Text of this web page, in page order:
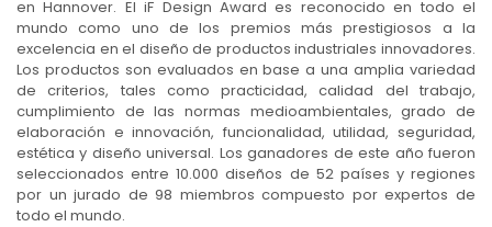
en Hannover. El iF Design Award es reconocido en todo el
mundo como uno de los premios más prestigiosos a la
excelencia en el diseño de productos industriales innovadores.
Los productos son evaluados en base a una amplia variedad
de criterios, tales como practicidad, calidad del trabajo,
cumplimiento de las normas medioambientales, grado de
elaboración e innovación, funcionalidad, utilidad, seguridad,
estética y diseño universal. Los ganadores de este año fueron
seleccionados entre 10.000 diseños de 52 países y regiones
por un jurado de 98 miembros compuesto por expertos de
todo el mundo.